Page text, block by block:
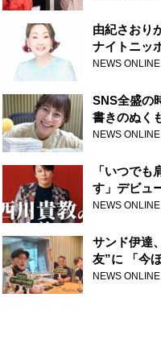
由紀さおり
ナイトニッ
NEWS
SNS全盛の
書きのぬく
直筆はがき
郵便局
NEWS
「いつでも
す」デビュ
『オールナ
NEWS
サンド伊達
友”に 「今
り取り明か
NEWS